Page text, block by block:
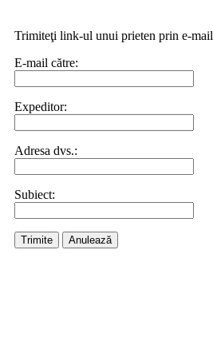
Trimiteţi link-ul unui prieten prin e-mail
E-mail către:
Expeditor:
Adresa dvs.:
Subiect:
Trimite Anulează